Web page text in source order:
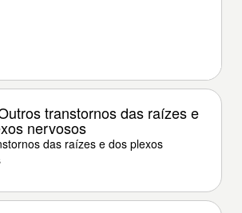
transtornos das raízes e
nervosos
das raízes e dos plexos